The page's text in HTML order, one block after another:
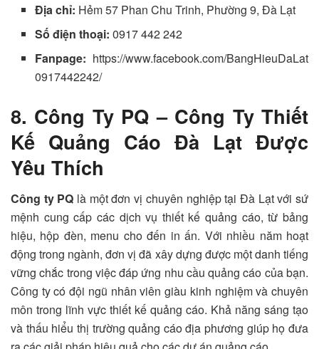
Địa chỉ: Hẻm 57 Phan Chu Trinh, Phường 9, Đà Lạt
Số điện thoại:0917 442 242
Fanpage: https://www.facebook.com/BangHieuDaLat
0917442242/
8. Công Ty PQ – Công Ty Thiết
Kế Quảng Cáo Đà Lạt Được
Yêu Thích
Công ty PQ là một đơn vị chuyên nghiệp tại Đà Lạt với sứ
mệnh cung cấp các dịch vụ thiết kế quảng cáo, từ bảng
hiệu, hộp đèn, menu cho đến in ấn. Với nhiều năm hoạt
động trong ngành, đơn vị đã xây dựng được một danh tiếng
vững chắc trong việc đáp ứng nhu cầu quảng cáo của bạn.
Công ty có đội ngũ nhân viên giàu kinh nghiệm và chuyên
môn trong lĩnh vực thiết kế quảng cáo. Khả năng sáng tạo
và thấu hiểu thị trường quảng cáo địa phương giúp họ đưa